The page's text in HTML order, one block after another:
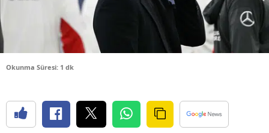
Çankırı
Çorum
Edirne
Okunma Süresi: 1 dk